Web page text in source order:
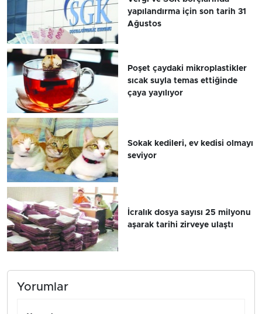
yapılandırma için son tarih 31
Ağustos
Poşet çaydaki mikroplastikler
sıcak suyla temas ettiğinde
çaya yayılıyor
Sokak kedileri, ev kedisi olmayı
seviyor
İcralık dosya sayısı 25 milyonu
aşarak tarihi zirveye ulaştı
Yorumlar